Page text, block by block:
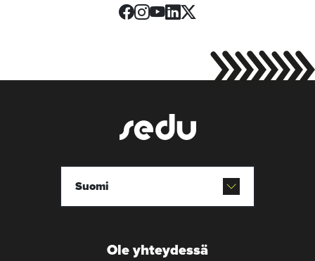
Facebook
Instagram
Youtube
LinkedIn
Ole yhteydessä
Suomi